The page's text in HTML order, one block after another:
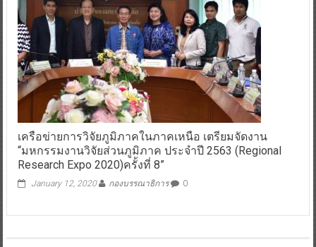
เครือข่ายการวิจัยภูมิภาคในภาคเหนือ เตรียมจัดงาน
“มหกรรมงานวิจัยส่วนภูมิภาค ประจำปี 2563 (Regional
Research Expo 2020)ครั้งที่ 8”
January 12, 2020 กองบรรณาธิการ 0